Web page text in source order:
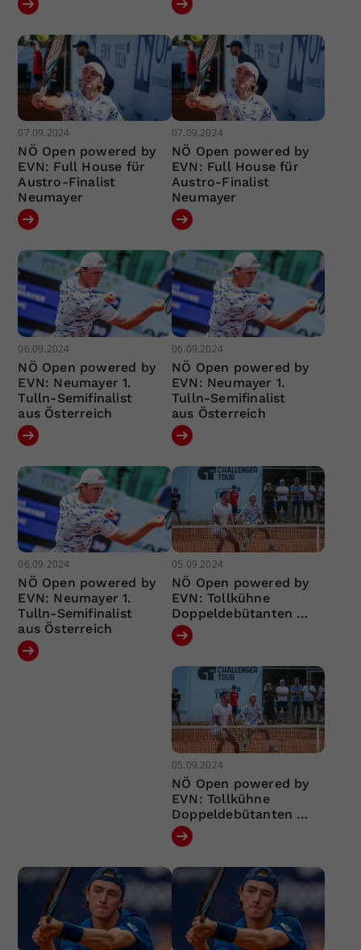
07.09.2024
NÖ Open powered by
EVN: Full House für
Austro-Finalist
Neumayer
07.09.2024
NÖ Open powered by
EVN: Full House für
Austro-Finalist
Neumayer
06.09.2024
NÖ Open powered by
EVN: Neumayer 1.
Tulln-Semifinalist
aus Österreich
06.09.2024
NÖ Open powered by
EVN: Neumayer 1.
Tulln-Semifinalist
aus Österreich
06.09.2024
NÖ Open powered by
EVN: Neumayer 1.
Tulln-Semifinalist
aus Österreich
05.09.2024
NÖ Open powered by
EVN: Tollkühne
Doppeldebütanten …
05.09.2024
NÖ Open powered by
EVN: Tollkühne
Doppeldebütanten …